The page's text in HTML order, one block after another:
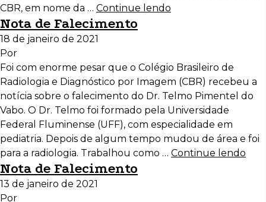
CBR, em nome da … Continue lendo
Nota de Falecimento
18 de janeiro de 2021
Por
Foi com enorme pesar que o Colégio Brasileiro de
Radiologia e Diagnóstico por Imagem (CBR) recebeu a
notícia sobre o falecimento do Dr. Telmo Pimentel do
Vabo. O Dr. Telmo foi formado pela Universidade
Federal Fluminense (UFF), com especialidade em
pediatria. Depois de algum tempo mudou de área e foi
para a radiologia. Trabalhou como … Continue lendo
Nota de Falecimento
13 de janeiro de 2021
Por